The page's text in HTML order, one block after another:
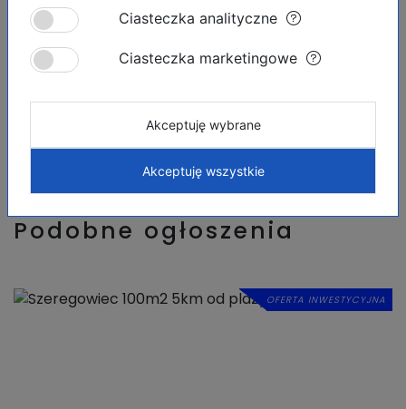
Informacja podana tutaj jest orientacyjna i nie stanowi
lub wycofana bez uprzedniego powiadomienia. Ceny
nie obejmują kosztów zakupu.
Podobne ogłoszenia
OFERTA INWESTYCYJNA
Ciasteczka analityczne
Ciasteczka marketingowe
Akceptuję wybrane
Akceptuję wszystkie